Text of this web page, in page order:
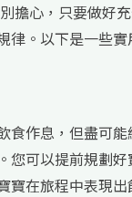
擔心，只要做好
律。以下是一些
食作息，但盡可
您可以提前規劃
寶在旅程中表現